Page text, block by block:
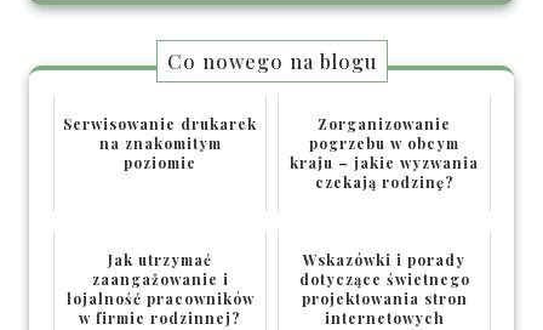
Co nowego na blogu
Serwisowanie drukarek
na znakomitym
poziomie
Zorganizowanie
pogrzebu w obcym
kraju – jakie wyzwania
czekają rodzinę?
Jak utrzymać
zaangażowanie i
lojalność pracowników
w firmie rodzinnej?
Wskazówki i porady
dotyczące świetnego
projektowania stron
internetowych